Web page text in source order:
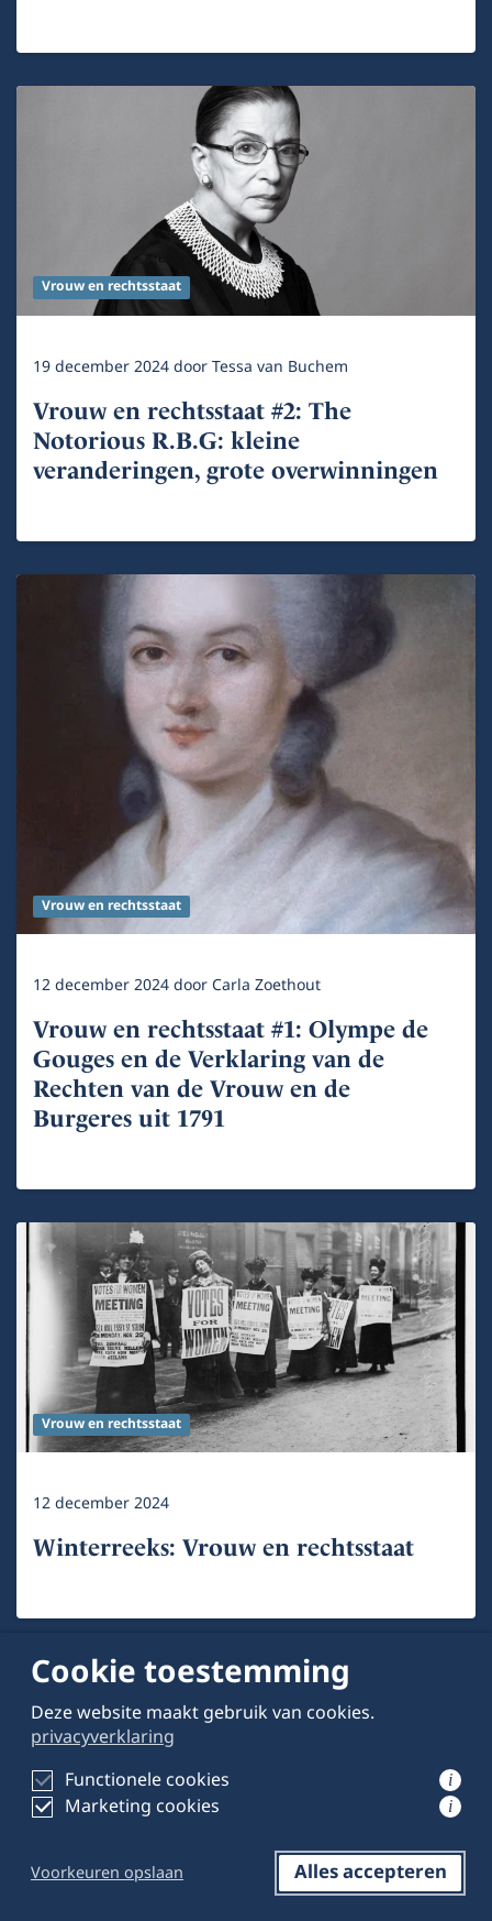
Opslaan Delen op LinkedIn Reageren
Vrouw en rechtsstaat
19 december 2024doorTessa van Buchem
Vrouw en rechtsstaat #2: The
Notorious R.B.G: kleine
veranderingen, grote overwinningen
Vrouw en rechtsstaat
12 december 2024doorCarla Zoethout
Vrouw en rechtsstaat #1: Olympe de
Gouges en de Verklaring van de
Rechten van de Vrouw en de
Burgeres uit 1791
Vrouw en rechtsstaat
12 december 2024
Winterreeks: Vrouw en rechtsstaat
Terug naar overzicht
Over deze website
Cookie toestemming
Deze website maakt gebruik van cookies.
privacyverklaring
Functionele cookies
i
Marketing cookies i
Voorkeuren opslaan Alles accepteren